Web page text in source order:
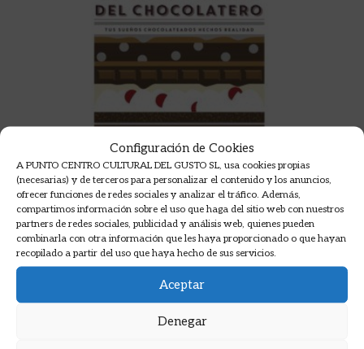
Configuración de Cookies
A PUNTO CENTRO CULTURAL DEL GUSTO SL, usa cookies propias
(necesarias) y de terceros para personalizar el contenido y los anuncios,
ofrecer funciones de redes sociales y analizar el tráfico. Además,
compartimos información sobre el uso que haga del sitio web con nuestros
partners de redes sociales, publicidad y análisis web, quienes pueden
combinarla con otra información que les haya proporcionado o que hayan
recopilado a partir del uso que haya hecho de sus servicios.
Aceptar
Denegar
EL GRAN MANUAL DEL
CHOCOLATERO
DUPUIS MELANIE
29,00€
AÑADIR A LA CESTA